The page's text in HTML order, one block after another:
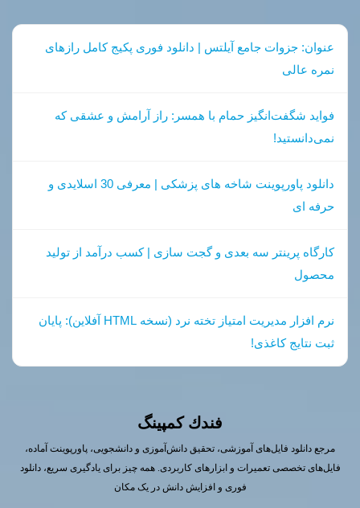
عنوان: جزوات جامع آیلتس | دانلود فوری پکیج کامل رازهای
نمره عالی
فواید شگفت‌انگیز حمام با همسر: راز آرامش و عشقی که
نمی‌دانستید!
دانلود پاورپوینت شاخه های پزشکی | معرفی 30 اسلایدی و
حرفه ای
کارگاه پرینتر سه بعدی و گجت سازی | کسب درآمد از تولید
محصول
نرم افزار مدیریت امتیاز تخته نرد (نسخه HTML آفلاین): پایان
ثبت نتایج کاغذی!
فندك كمپينگ
مرجع دانلود فایل‌های آموزشی، تحقیق دانش‌آموزی و دانشجویی، پاورپوینت آماده،
فایل‌های تخصصی تعمیرات و ابزارهای کاربردی. همه چیز برای یادگیری سریع، دانلود
فوری و افزایش دانش در یک مکان